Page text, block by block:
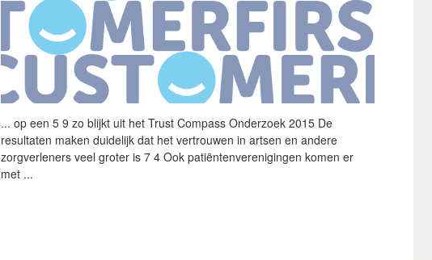
... op een 5 9 zo blijkt uit hetTrust Compass Onderzoek 2015 De
resultaten maken duidelijk dat het vertrouwen in artsen en andere
zorgverleners veel groter is 7 4 Ook patiëntenverenigingen komen er
met ...